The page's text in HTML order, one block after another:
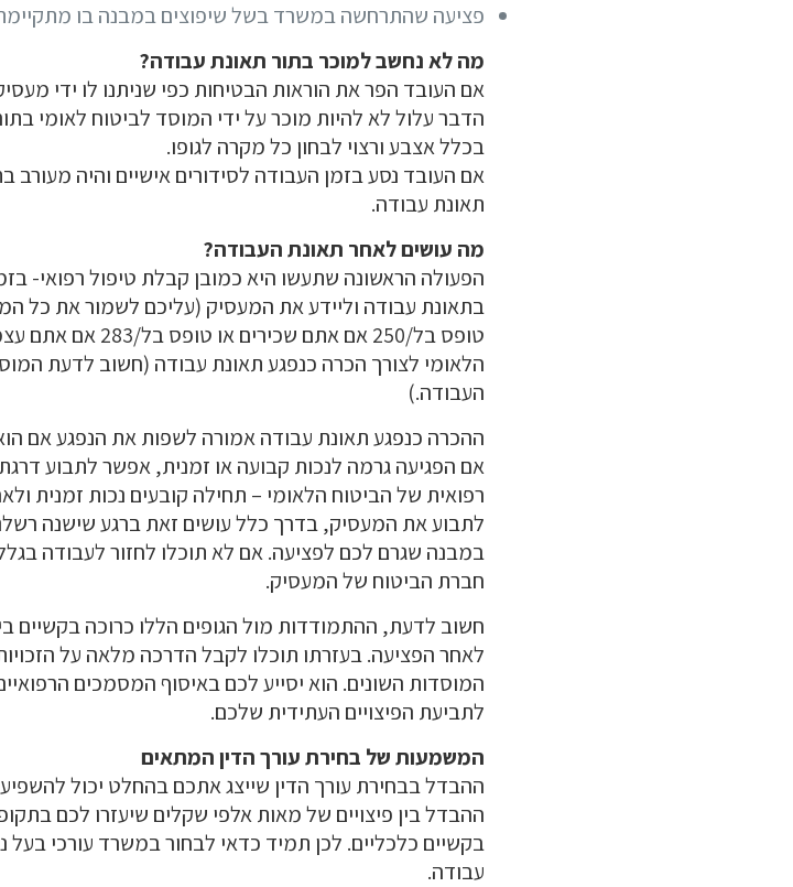
פציעה שהתרחשה במשרד בשל שיפוצים במבנה בו
מה לא נחשב למוכר בתור תאונת עבודה?
אם העובד הפר את הוראות הבטיחות כפי שניתנו לו ידי
הדבר עלול לא להיות מוכר על ידי המוסד לביטוח לאומי
בכלל אצבע ורצוי לבחון כל מקרה לגופו.
אם העובד נסע בזמן העבודה לסידורים אישיים והיה
תאונת עבודה.
מה עושים לאחר תאונת העבודה?
הפעולה הראשונה שתעשו היא כמובן קבלת טיפול רפואי-
בתאונת עבודה וליידע את המעסיק (עליכם לשמור את כל
טופס בל/250 אם
הלאומי לצורך הכרה כנפגע תאונת עבודה (חשוב לדעת
העבודה.)
אם הפגיעה גרמה לנכות קבועה או זמנית, אפשר לתבוע
רפואית של הביטוח הלאומי – תחילה קובעים נכות זמנית
לתבוע את המעסיק, בדרך כלל עושים זאת ברגע שישנה
במבנה שגרם לכם לפציעה. אם לא תוכלו לחזור לעבודה
חברת הביטוח של המעסיק.
חשוב לדעת, ההתמודדות מול הגופים הללו כרוכה בקשיים
לאחר הפציעה. בעזרתו תוכלו לקבל הדרכה מלאה על
המוסדות השונים. הוא יסייע לכם באיסוף המסמכים
לתביעת הפיצויים העתידית שלכם.
המשמעות של בחירת עורך הדין המתאים
ההבדל בבחירת עורך הדין שייצג אתכם בהחלט יכול
ההבדל בין פיצויים של מאות אלפי שקלים שיעזרו לכם
בקשיים כלכליים. לכן תמיד כדאי לבחור במשרד עורכי בעל
עבודה.